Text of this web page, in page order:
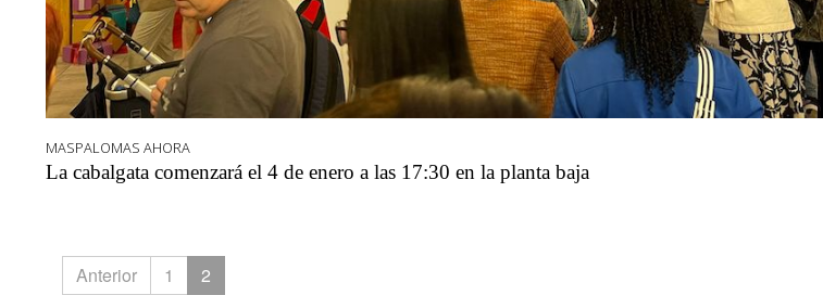
MASPALOMAS AHORA
La cabalgata comenzará el 4 de enero a las 17:30 en la planta baja
Anterior 1 2